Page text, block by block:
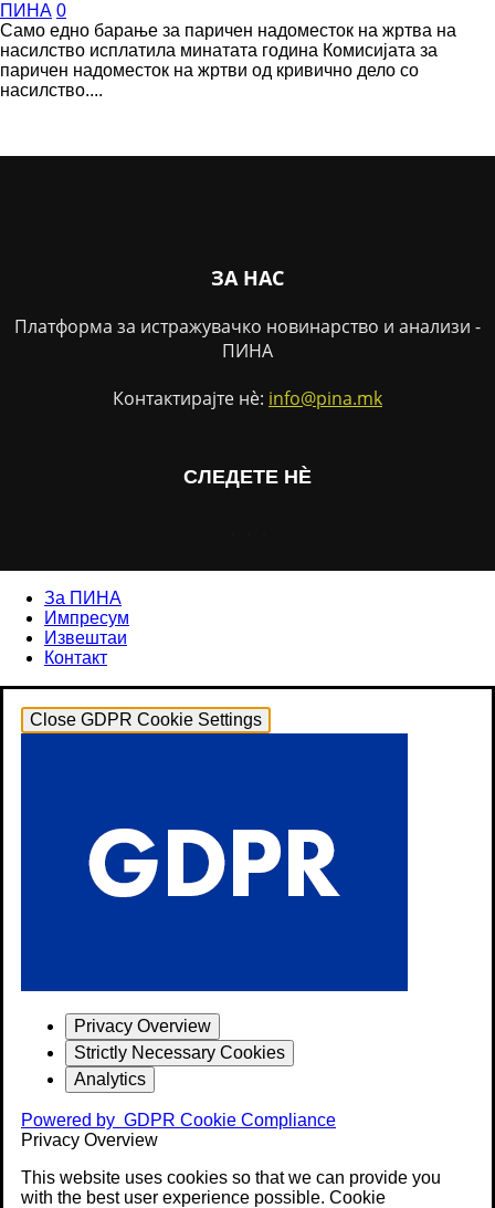
ПИНА 0
Само едно барање за паричен надоместок на жртва на
насилство исплатила минатата година Комисијата за
паричен надоместок на жртви од кривично дело со
насилство....
ЗА НАС
Платформа за истражувачко новинарство и анализи -
ПИНА
Контактирајте нѐ: info@pina.mk
СЛЕДЕТЕ НЀ
За ПИНА
Импресум
Извештаи
Контакт
Close GDPR Cookie Settings
Privacy Overview
Strictly Necessary Cookies
Analytics
Powered by GDPR Cookie Compliance
Privacy Overview
This website uses cookies so that we can provide you
with the best user experience possible. Cookie